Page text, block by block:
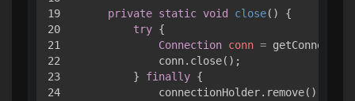
19
20
21
22
23
24
private static void close()
{
try {
Connection conn =
            conn.close();
        }
finally {
            connectionHolder.remove();